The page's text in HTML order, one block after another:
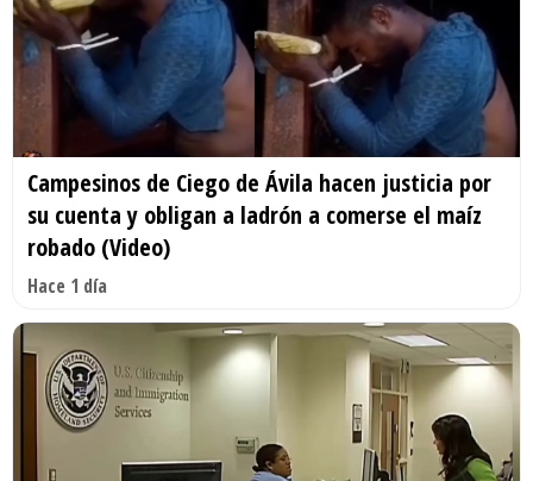
Campesinos de Ciego de Ávila hacen justicia por
su cuenta y obligan a ladrón a comerse el maíz
robado (Video)
Hace 1 día